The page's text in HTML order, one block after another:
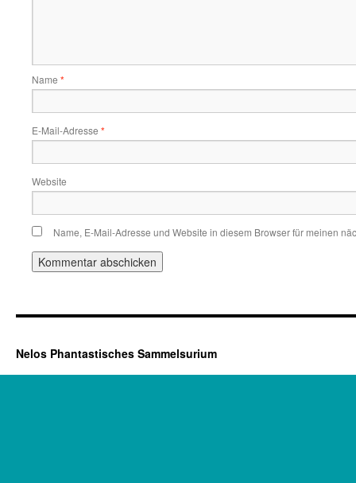
Name *
E-Mail-Adresse *
Website
Name, E-Mail-Adresse und Website in diesem Browser für meinen
Nelos Phantastisches Sammelsurium